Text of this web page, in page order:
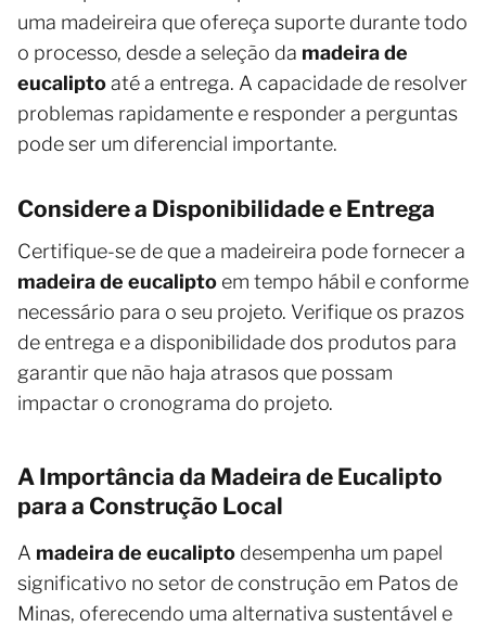
uma madeireira que ofereça suporte durante todo
o processo, desde a seleção da madeira de
eucaliptoaté a entrega. A capacidade de resolver
problemas rapidamente e responder a perguntas
pode ser um diferencial importante.
Considere a Disponibilidade e Entrega
Certifique-se de que a madeireira pode fornecer a
madeira de eucalipto em tempo hábil e conforme
necessário para o seu projeto. Verifique os prazos
de entrega e a disponibilidade dos produtos para
garantir que não haja atrasos que possam
impactar o cronograma do projeto.
A Importância da Madeira de Eucalipto
para a Construção Local
A madeira de eucalipto desempenha um papel
significativo no setor de construção em Patos de
Minas, oferecendo uma alternativa sustentável e